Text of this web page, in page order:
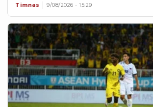
Timnas 9/08/2026 - 15:29